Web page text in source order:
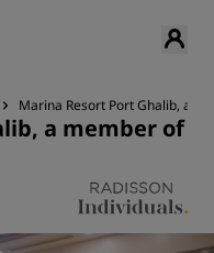
Marina Resort Port Ghalib, a
a member of